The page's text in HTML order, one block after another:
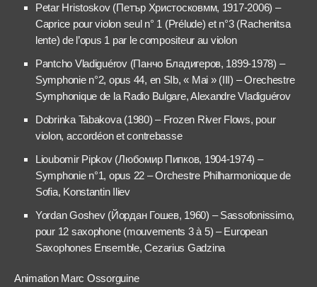
Petar Hristoskov (Петър Христосковмм, 1917-2006) –
Caprice pour violon seul n° 1 (Prélude) et n°3 (Rachenitsa
lente) de l’opus 1 par le compositeur au violon
Pantcho Vladiguérov (Панчо Бладигеров, 1899-1978) –
Symphonie n°2, opus 44, en SIb, « Mai » (III) – Orechestre
Symphonique de la Radio Bulgare, Alexandre Vladiguérov
Dobrinka Tabakova (1980) – Frozen River Flows, pour
violon, accordéon et contrebasse
Lioubomir Pipkov (Любомир Пипков, 1904-1974) –
Symphonie n°1, opus 22 – Orchestre Philharmonioque de
Sofia, Konstantin Iliev
Yordan Goshev (Йордан Гошев, 1960) – Sassofonissimo,
pour 12 saxophone (mouvements 3 à 5) – European
Saxophones Ensemble, Cezarius Gadzina
Animation Marc Ossorguine